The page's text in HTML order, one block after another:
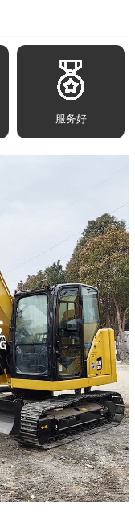
服务好